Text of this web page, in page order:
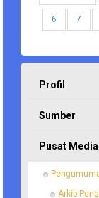
6 7
Profil
Sumber
Pusat Media
Arkib